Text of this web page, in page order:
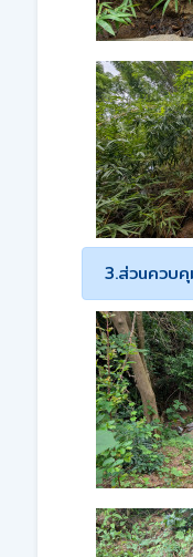
3.ส่วนควบคุ